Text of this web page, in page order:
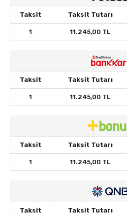
Taksit Taksit Tutarı
1 11.245,00 TL
Taksit Taksit Tutarı
1 11.245,00 TL
Taksit Taksit Tutarı
1 11.245,00 TL
Taksit Taksit Tutarı